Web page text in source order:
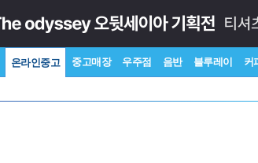
온라인중고 중고매장 우주점 음반 블루레이 커